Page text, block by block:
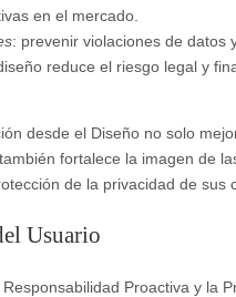
en el mercado.
: prevenir violaciones de datos
reduce el riesgo legal y
desde el Diseño no solo
fortalece la imagen de
de la privacidad de sus
Usuario
Proactiva y la